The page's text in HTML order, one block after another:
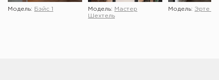
Модель: Бэйс 1 Модель:
Мастер
Шехтель
Модель: Эрте 2